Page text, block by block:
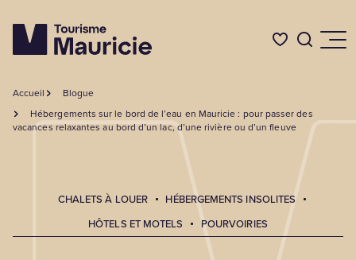
Quoi faire
Où manger
Accueil
Blogue
Hébergements sur le bord de l’eau en Mauricie : pour passer des
vacances relaxantes au bord d’un lac, d’une rivière ou d’un fleuve
CHALETS À LOUER
HÉBERGEMENTS INSOLITES
HÔTELS ET MOTELS
POURVOIRIES